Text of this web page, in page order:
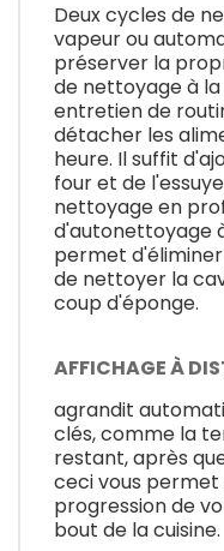
Deux cycles de
vapeur ou
préserver la
de nettoyage à
entretien de
détacher les
heure. Il suffit
four et de
nettoyage en
d'autonettoyage
permet d'éliminer
de nettoyer la
coup d'éponge.
AFFICHAGE À
agrandit
clés, comme la
restant, après
ceci vous
progression de
bout de la cuisine.